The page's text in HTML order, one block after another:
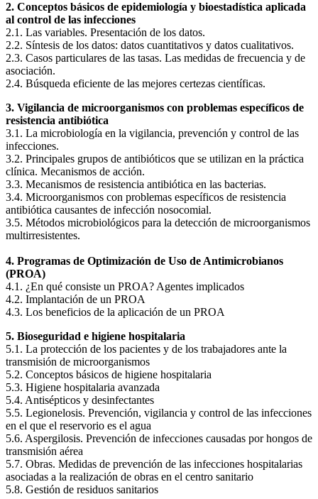
2. Conceptos básicos de epidemiología y bioestadística aplicada
al control de las infecciones
2.1. Las variables. Presentación de los datos.
2.2. Síntesis de los datos: datos cuantitativos y datos cualitativos.
2.3. Casos particulares de las tasas. Las medidas de frecuencia y de
asociación.
2.4. Búsqueda eficiente de las mejores certezas científicas.
3. Vigilancia de microorganismos con problemas específicos de
resistencia antibiótica
3.1. La microbiología en la vigilancia, prevención y control de las
infecciones.
3.2. Principales grupos de antibióticos que se utilizan en la práctica
clínica. Mecanismos de acción.
3.3. Mecanismos de resistencia antibiótica en las bacterias.
3.4. Microorganismos con problemas específicos de resistencia
antibiótica causantes de infección nosocomial.
3.5. Métodos microbiológicos para la detección de microorganismos
multirresistentes.
4. Programas de Optimización de Uso de Antimicrobianos
(PROA)
4.1. ¿En qué consiste un PROA? Agentes implicados
4.2. Implantación de un PROA
4.3. Los beneficios de la aplicación de un PROA
5. Bioseguridad e higiene hospitalaria
5.1. La protección de los pacientes y de los trabajadores ante la
transmisión de microorganismos
5.2. Conceptos básicos de higiene hospitalaria
5.3. Higiene hospitalaria avanzada
5.4. Antisépticos y desinfectantes
5.5. Legionelosis. Prevención, vigilancia y control de las infecciones
en el que el reservorio es el agua
5.6. Aspergilosis. Prevención de infecciones causadas por hongos de
transmisión aérea
5.7. Obras. Medidas de prevención de las infecciones hospitalarias
asociadas a la realización de obras en el centro sanitario
5.8. Gestión de residuos sanitarios